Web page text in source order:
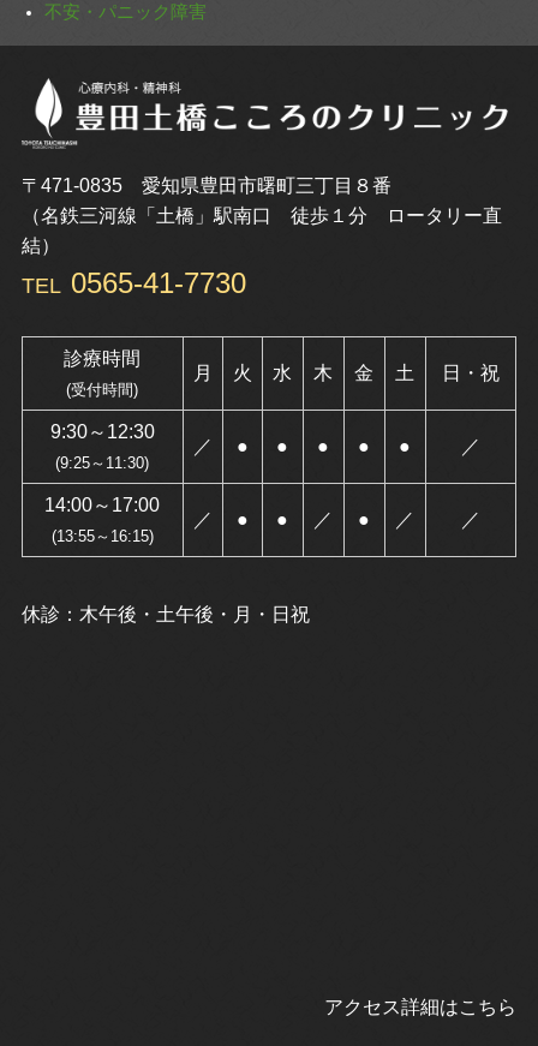
不安・パニック障害
〒471-0835 愛知県豊田市曙町三丁目８番
（名鉄三河線「土橋」駅南口 徒歩１分 ロータリー直
結）
TEL 0565-41-7730
診療時間
(受付時間)
月 火 水 木 金 土 日・祝
9:30～12:30
(9:25～11:30)
／ ● ● ● ● ● ／
14:00～17:00
(13:55～16:15)
／ ● ● ／ ● ／ ／
休診：木午後・土午後・月・日祝
アクセス詳細はこちら